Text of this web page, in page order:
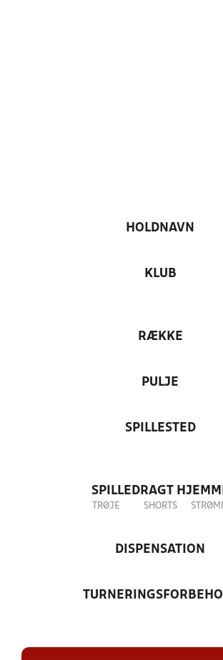
HOLDNAVN
KLUB
RÆKKE
PULJE
SPILLESTED
SPILLEDRAGT
TRØJE SHORTS
DISPENSATION